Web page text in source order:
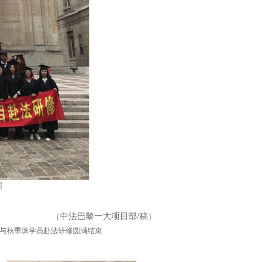
（中法巴黎一大项目部/稿）
秋季班学员赴法研修圆满结束